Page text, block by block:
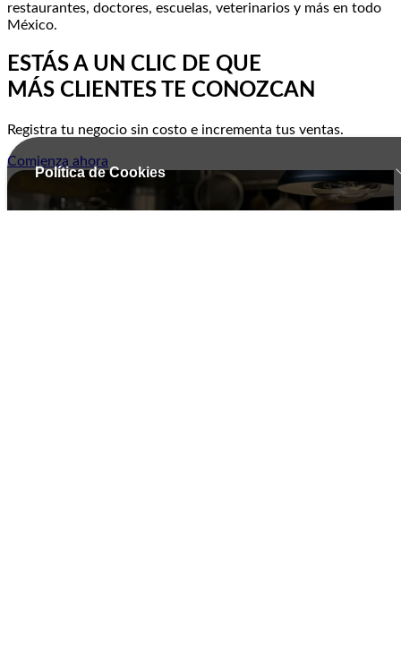
restaurantes, doctores, escuelas, veterinarios y más en todo
México.
ESTÁS A UN CLIC DE QUE
MÁS CLIENTES TE CONOZCAN
Registra tu negocio sin costo e incrementa tus ventas.
Comienza ahora
Política de Cookies